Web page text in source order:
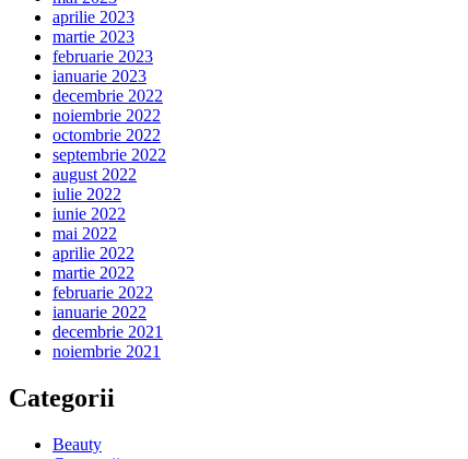
aprilie 2023
martie 2023
februarie 2023
ianuarie 2023
decembrie 2022
noiembrie 2022
octombrie 2022
septembrie 2022
august 2022
iulie 2022
iunie 2022
mai 2022
aprilie 2022
martie 2022
februarie 2022
ianuarie 2022
decembrie 2021
noiembrie 2021
Categorii
Beauty